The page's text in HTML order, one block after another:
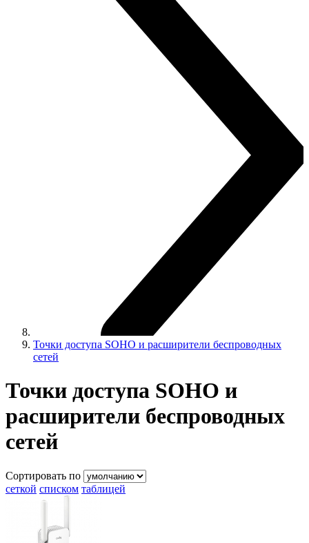
Точки доступа SOHO и расширители беспроводных
сетей
Точки доступа SOHO и
расширители беспроводных
сетей
Сортировать по
сеткой списком таблицей